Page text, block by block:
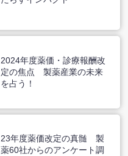
2024年度薬価・診療報酬改
定の焦点 製薬産業の未来
を占う！
23年度薬価改定の真髄 製
薬60社からのアンケート調